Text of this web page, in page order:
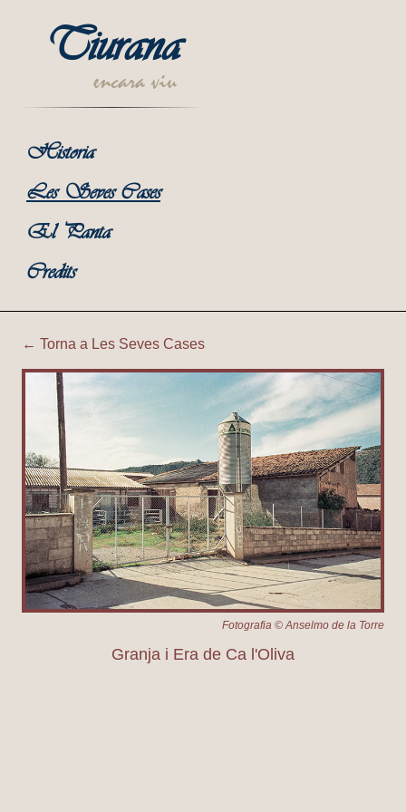
Tiurana
encara viu
Historia
Les Seves Cases
El Panta
Credits
Tiurana | Granja i Era de
← Torna a Les Seves Cases
Fotografia © Anselmo de la Torre
Granja i Era de Ca l'Oliva